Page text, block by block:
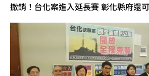
撤銷！台化案進入延長賽 彰化縣府還